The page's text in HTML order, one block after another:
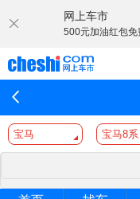
网上车市
500元加油红包免
宝马 宝马8系